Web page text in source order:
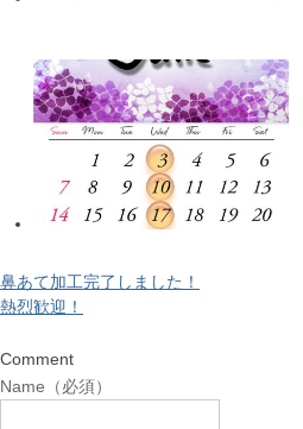
鼻あて加工完了しました！
熱烈歓迎！
Comment
Name（必須）